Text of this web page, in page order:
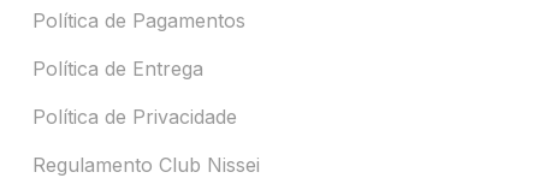
Política de Pagamentos
Política de Entrega
Política de Privacidade
Regulamento Club Nissei